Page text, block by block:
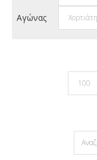
Αγώνας